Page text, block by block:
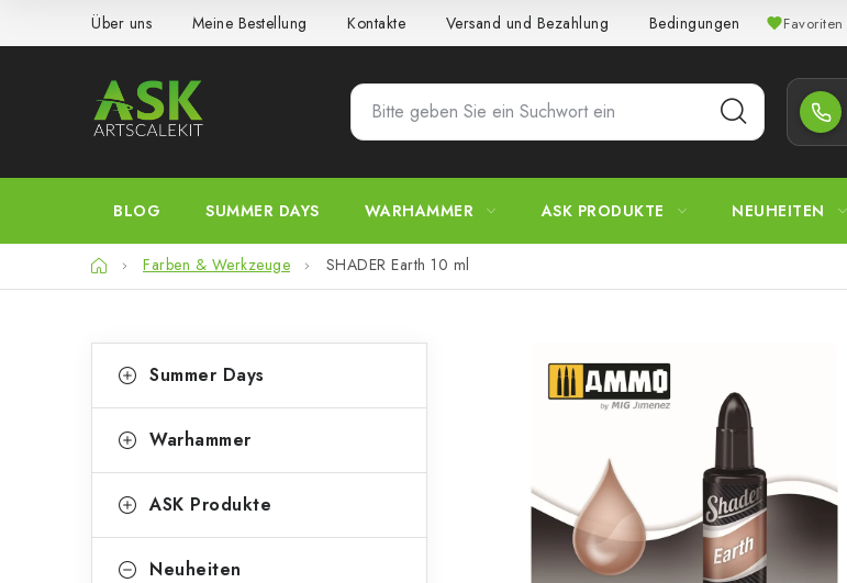
Über uns Meine Bestellung Kontakte Versand und Bezahlung Bedingungen und Konditionen
Favoriten
BLOG SUMMER DAYS WARHAMMER ASK PRODUKTE NEUHEITEN
StartseiteFarben & Werkzeuge SHADER Earth 10 ml
e
t
e
überspringen
a
e
o
Summer Days
Warhammer
ASK Produkte
Neuheiten